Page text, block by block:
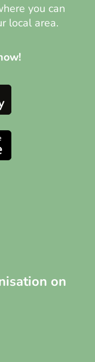
you can
local area.
on